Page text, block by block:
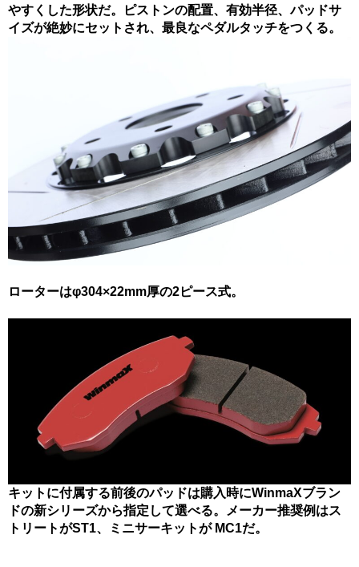
やすくした形状だ。ピストンの配置、有効半径、パッドサ
イズが絶妙にセットされ、最良なペダルタッチをつくる。
ローターはφ304×22mm厚の2ピース式。
キットに付属する前後のパッドは購入時にWinmaXブラン
ドの新シリーズから指定して選べる。メーカー推奨例はス
トリートがST1、ミニサーキットが MC1だ。